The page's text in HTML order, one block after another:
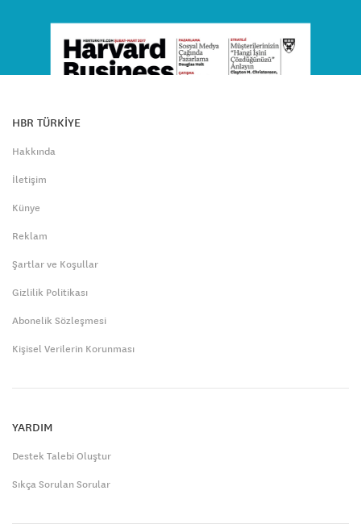
HBR TÜRKİYE
Hakkında
İletişim
Künye
Reklam
Şartlar ve Koşullar
Gizlilik Politikası
Abonelik Sözleşmesi
Kişisel Verilerin Korunması
YARDIM
Destek Talebi Oluştur
Sıkça Sorulan Sorular